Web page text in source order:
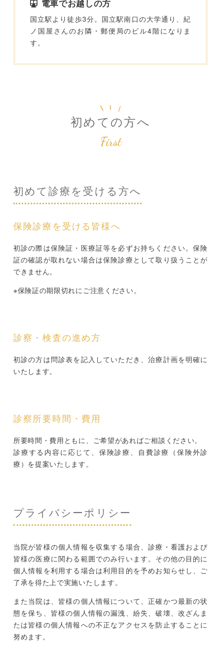
電車でお越しの方
国立駅より徒歩3分。国立駅南口の大学通り、紀
ノ国屋さんのお隣・郵便局のビル4階になりま
す。
初めての方へ
First
初めて診療を受ける方へ
保険診療を受ける皆様へ
初診の際は保険証・医療証等を必ずお持ちください。保険
証の確認が取れない場合は保険診療として取り扱うことが
できません。
※保険証の期限切れにご注意ください。
診察・検査の進め方
初診の方は問診表を記入していただき、治療計画を明確に
いたします。
診察所要時間・費用
所要時間・費用ともに、ご希望があればご相談ください。
診療する内容に応じて、保険診療、自費診療（保険外診
療）を提案いたします。
プライバシーポリシー
当院が皆様の個人情報を収集する場合、診療・看護および
皆様の医療に関わる範囲でのみ行います。その他の目的に
個人情報を利用する場合は利用目的を予めお知らせし、ご
了承を得た上で実施いたします。
また当院は、皆様の個人情報について、正確かつ最新の状
態を保ち、皆様の個人情報の漏洩、紛失、破壊、改ざんま
たは皆様の個人情報への不正なアクセスを防止することに
努めます。